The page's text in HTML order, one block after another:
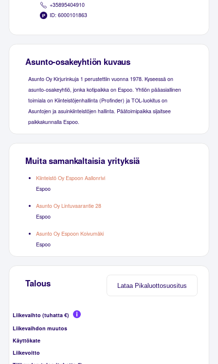
+35895404910
ID: 6000101863
Asunto-osakeyhtiön kuvaus
Asunto Oy Kirjurinkuja 1 perustettiin vuonna 1978. Kyseessä on
asunto-osakeyhtiö, jonka kotipaikka on Espoo. Yhtiön pääasiallinen
toimiala on Kiinteistöjenhallinta (Profinder) ja TOL-luokitus on
Asuntojen ja asuinkiinteistöjen hallinta. Päätoimipaikka sijaitsee
paikkakunnalla Espoo.
Muita samankaltaisia yrityksiä
Kiinteistö Oy Espoon Aallonrivi
Espoo
Asunto Oy Lintuvaarantie 28
Espoo
Asunto Oy Espoon Koivumäki
Espoo
Lataa Pikaluottosuositus
Talous
Liikevaihto (tuhatta €)
Liikevaihdon muutos
Käyttökate
Liikevoitto